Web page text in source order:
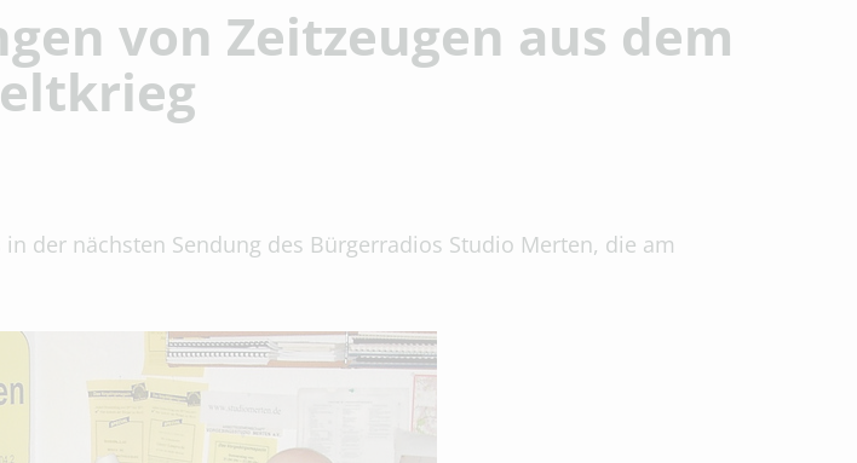
von Zeitzeugen aus dem
der nächsten Sendung des Bürgerradios Studio Merten, die am